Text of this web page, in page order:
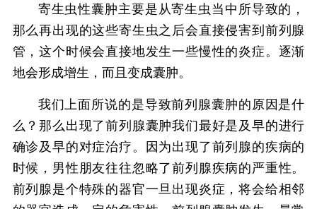
寄生虫性囊肿主要是从寄生虫当中所导致的，
那么再出现的这些寄生虫之后会直接侵害到前列腺
管，这个时候会直接地发生一些慢性的炎症。逐渐
地会形成增生，而且变成囊肿。
我们上面所说的是导致前列腺囊肿的原因是什
么？那么出现了前列腺囊肿我们最好是及早的进行
确诊及早的对症治疗。因为出现了前列腺的疾病的
时候，男性朋友往往忽略了前列腺疾病的严重性。
前列腺是个特殊的器官一旦出现炎症，将会给相邻